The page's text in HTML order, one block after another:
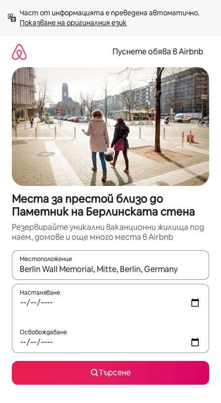
към
съдържанието
Показване на оригиналния език
Пуснете обява в Airbnb
Места за престой близо до
Паметник на Берлинската стена
Резервирайте уникални ваканционни жилища под
наем, домове и още много места в Airbnb
Местоположение
Когато резултатите се покажат, използвайте
Настаняване
Освобождаване
Търсене